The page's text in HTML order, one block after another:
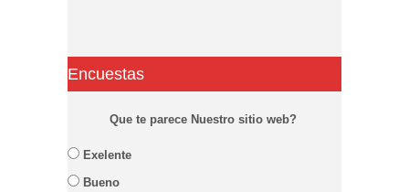
Encuestas
Que te parece Nuestro sitio web?
Exelente
Bueno